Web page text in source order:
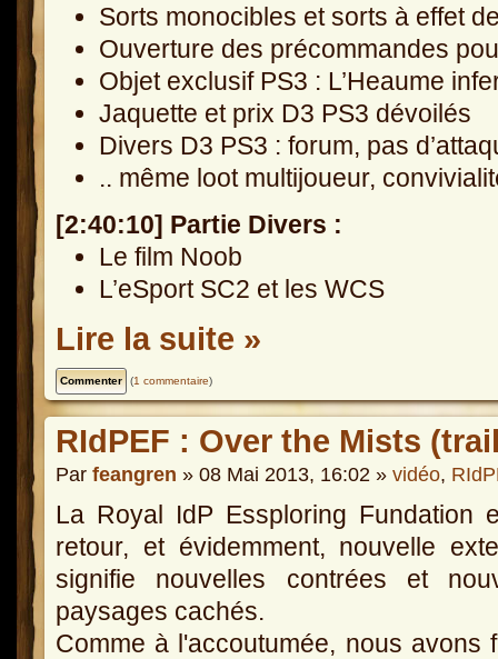
Sorts monocibles et sorts à effet
Ouverture des précommandes
Objet exclusif PS3 : L’Heaume
Jaquette et prix D3 PS3 dévoilés
Divers D3 PS3 : forum, pas
.. même loot multijoueur,
[2:40:10] Partie Divers :
Le film Noob
L’eSport SC2 et les WCS
Lire la suite »
(1 commentaire)
RIdPEF : Over the Mists
Par feangren » 08 Mai 2013, 16:02 » vidéo,
La Royal IdP Essploring Fundation
retour, et évidemment, nouvelle
signifie nouvelles contrées et
paysages cachés.
Comme à l'accoutumée, nous avons